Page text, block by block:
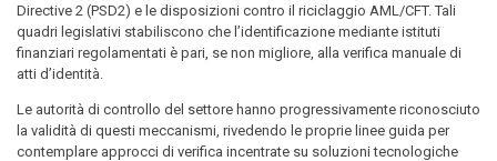
Directive 2 (PSD2) e le disposizioni contro il riciclaggio AML/CFT. Tali
quadri legislativi stabiliscono che l’identificazione mediante istituti
finanziari regolamentati è pari, se non migliore, alla verifica manuale di
atti d’identità.
Le autorità di controllo del settore hanno progressivamente riconosciuto
la validità di questi meccanismi, rivedendo le proprie linee guida per
contemplare approcci di verifica incentrate su soluzioni tecnologiche